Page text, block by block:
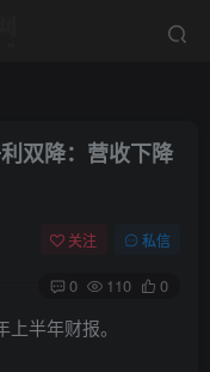
双降：营收下降
关注 私信
0 110 0
半年财报。